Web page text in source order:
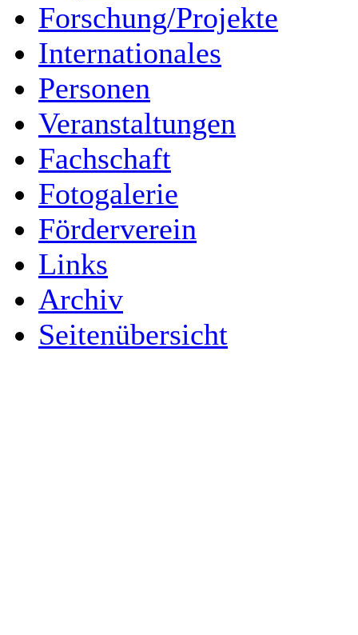
Forschung/Projekte
Internationales
Personen
Veranstaltungen
Fachschaft
Fotogalerie
Förderverein
Links
Archiv
Seitenübersicht